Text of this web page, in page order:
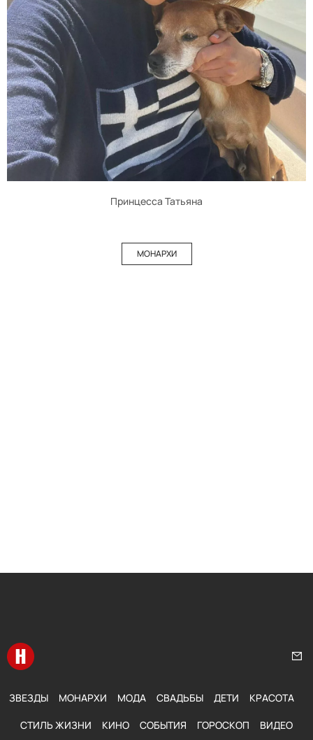
Принцесса Татьяна
МОНАРХИ
Перейти на главную
ЗВЕЗДЫ МОНАРХИ МОДА СВАДЬБЫ ДЕТИ КРАСОТА
СТИЛЬ ЖИЗНИ КИНО СОБЫТИЯ ГОРОСКОП ВИДЕО